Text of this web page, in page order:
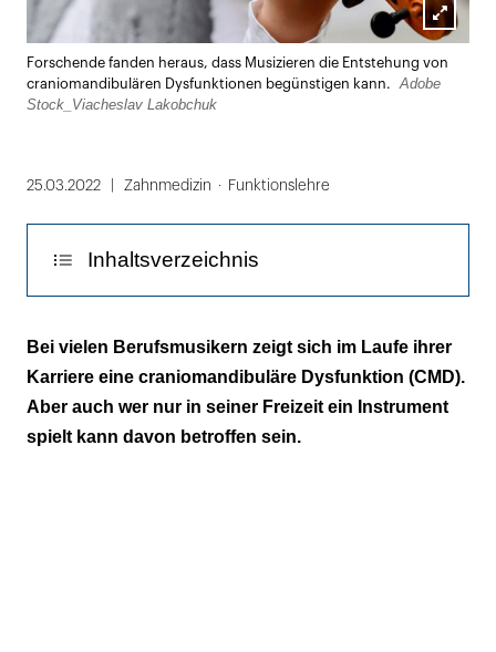
Lightbox
öffnen
Forschende fanden heraus, dass Musizieren die Entstehung von
craniomandibulären Dysfunktionen begünstigen kann.
Adobe
Stock_Viacheslav Lakobchuk
25.03.2022 Zahnmedizin Funktionslehre
Inhaltsverzeichnis
Vor allem Profis sind betroffen
Das Spiel erfordert oft eine asymmetrische
Körperhaltung
Bei vielen Berufsmusikern zeigt sich im Laufe ihrer
Karriere eine craniomandibuläre Dysfunktion (CMD).
Aber auch wer nur in seiner Freizeit ein Instrument
spielt kann davon betroffen sein.